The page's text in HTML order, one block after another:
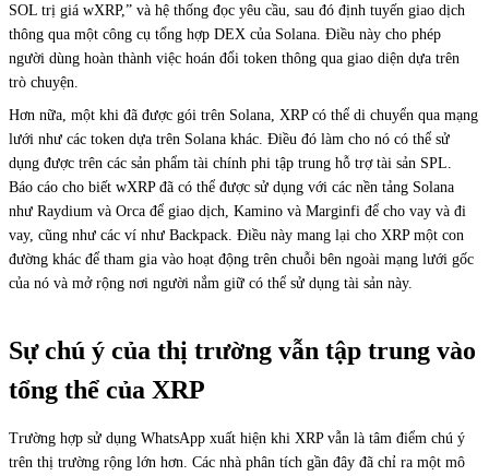
SOL trị giá wXRP,” và hệ thống đọc yêu cầu, sau đó định tuyến giao dịch
thông qua một công cụ tổng hợp DEX của Solana. Điều này cho phép
người dùng hoàn thành việc hoán đổi token thông qua giao diện dựa trên
trò chuyện.
Hơn nữa, một khi đã được gói trên Solana, XRP có thể di chuyển qua mạng
lưới như các token dựa trên Solana khác. Điều đó làm cho nó có thể sử
dụng được trên các sản phẩm tài chính phi tập trung hỗ trợ tài sản SPL.
Báo cáo cho biết wXRP đã có thể được sử dụng với các nền tảng Solana
như Raydium và Orca để giao dịch, Kamino và Marginfi để cho vay và đi
vay, cũng như các ví như Backpack. Điều này mang lại cho XRP một con
đường khác để tham gia vào hoạt động trên chuỗi bên ngoài mạng lưới gốc
của nó và mở rộng nơi người nắm giữ có thể sử dụng tài sản này.
Sự chú ý của thị trường vẫn tập trung vào
tổng thể của XRP
Trường hợp sử dụng WhatsApp xuất hiện khi XRP vẫn là tâm điểm chú ý
trên thị trường rộng lớn hơn. Các nhà phân tích gần đây đã chỉ ra một mô